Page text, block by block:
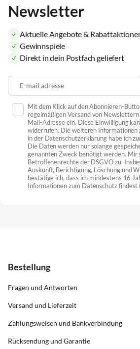
Newsletter
Aktuelle Angebote &
Gewinnspiele
Direkt in dein Postfach geliefert
E-mail adresse
Mit dem Klick auf den Abonnieren-
regelmäßigen Versand von Newslettern
Mail-Adresse ein. Diese Einwilligung
widerrufen. Die weiteren
in der Datenschutzerklärung habe ich
Die Daten werden nur solange
genannten Zweck benötigt werden. Mir
Betroffenenrechte der DSGVO zu.
Auskunft, Berichtigung, Löschung und
bestätige ich, dass ich mindestens 16
Informationen zum Datenschutz findest
Bestellung
Fragen und Antworten
Versand und Lieferzeit
Zahlungsweisen und Bankverbindung
Rücksendung und Garantie